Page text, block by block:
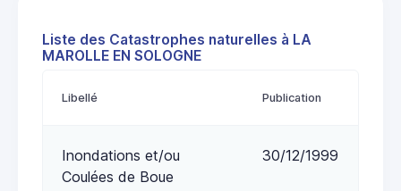
Liste des Catastrophes naturelles à LA
MAROLLE EN SOLOGNE
Libellé Publication
Inondations et/ou
Coulées de Boue
30/12/1999